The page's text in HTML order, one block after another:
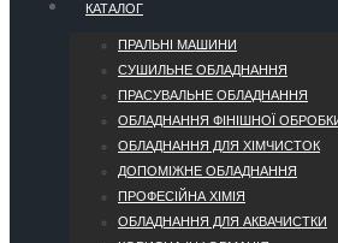
КАТАЛОГ
ПРАЛЬНІ МАШИНИ
СУШИЛЬНЕ ОБЛАДНАННЯ
ПРАСУВАЛЬНЕ ОБЛАДНАННЯ
ОБЛАДНАННЯ ФІНІШНОЇ
ОБЛАДНАННЯ ДЛЯ ХІМЧИСТОК
ДОПОМІЖНЕ ОБЛАДНАННЯ
ПРОФЕСІЙНА ХІМІЯ
ОБЛАДНАННЯ ДЛЯ АКВАЧИСТКИ